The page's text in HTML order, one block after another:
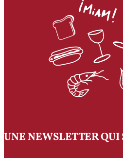
UNE NEWSLETTER QUI